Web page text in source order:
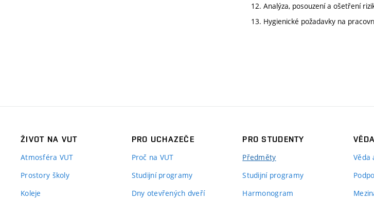
12. Analýza, posouzení a ošetření
13. Hygienické požadavky na
ŽIVOT NA VUT
Atmosféra VUT
Prostory školy
Koleje
PRO UCHAZEČE
Proč na VUT
Studijní programy
Dny otevřených dveří
PRO STUDENTY
Předměty
Studijní programy
Harmonogram
Věda